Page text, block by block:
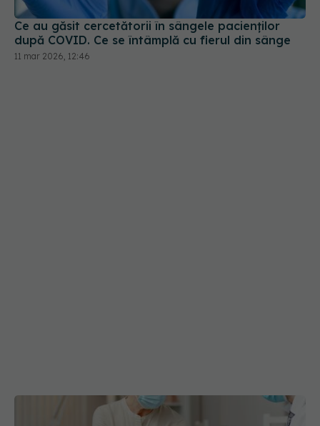
Ce au găsit cercetătorii în sângele pacienților
după COVID. Ce se întâmplă cu fierul din sânge
11 mar 2026, 12:46